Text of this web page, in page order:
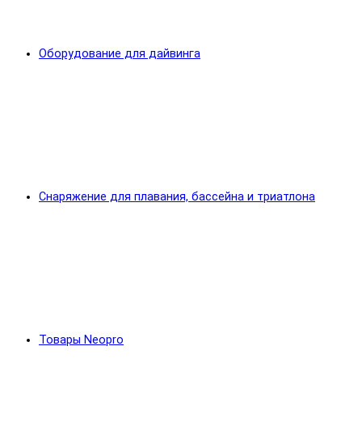
Оборудование для дайвинга
Снаряжение для плавания, бассейна и триатлона
Товары Neopro